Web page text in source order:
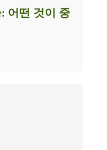
어떤 것이 중